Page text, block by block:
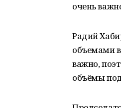
очень
Радий
объемами
важно,
объёмы